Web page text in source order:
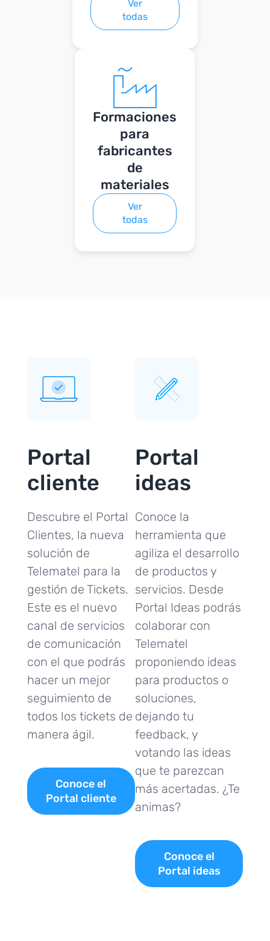
Ver
todas
Formaciones
para
fabricantes
de
materiales
Ver
todas
Portal
cliente
Descubre el Portal
Clientes, la nueva
solución de
Telematel para la
gestión de Tickets.
Este es el nuevo
canal de servicios
de comunicación
con el que podrás
hacer un mejor
seguimiento de
todos los tickets de
manera ágil.
Conoce el
Portal cliente
Portal
ideas
Conoce la
herramienta que
agiliza el desarrollo
de productos y
servicios. Desde
Portal Ideas podrás
colaborar con
Telematel
proponiendo ideas
para productos o
soluciones,
dejando tu
feedback, y
votando las ideas
que te parezcan
más acertadas. ¿Te
animas?
Conoce el
Portal ideas